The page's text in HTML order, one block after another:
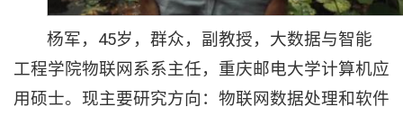
杨军，45岁，群众，副教授，大数据与智能
工程学院物联网系系主任，重庆邮电大学计算机应
用硕士。现主要研究方向：物联网数据处理和软件